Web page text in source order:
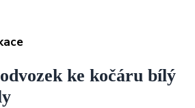
ke kočáru bílý